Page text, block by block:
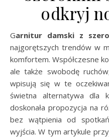
odkryj
Garnitur damski z
najgorętszych trendów w
komfortem. Współczesne
ale także swobodę
wpisują się w te
świetna alternatywa dla
doskonała propozycja na
bez wątpienia od
wyjścia. W tym artykule